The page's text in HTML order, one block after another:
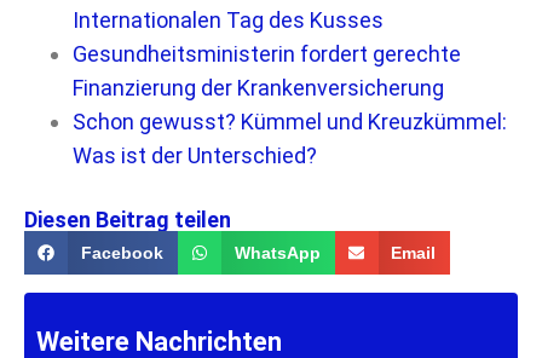
Internationalen Tag des Kusses
Gesundheitsministerin fordert gerechte
Finanzierung der Krankenversicherung
Schon gewusst? Kümmel und Kreuzkümmel:
Was ist der Unterschied?
Diesen Beitrag teilen
Facebook WhatsApp Email
Weitere Nachrichten